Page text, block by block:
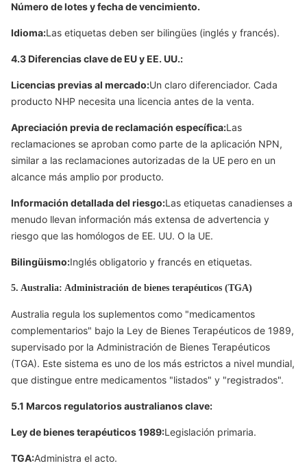
Número de lotes y fecha de vencimiento.
Idioma:Las etiquetas deben ser bilingües (inglés y francés).
4.3 Diferencias clave de EU y EE. UU.:
Licencias previas al mercado:Un claro diferenciador. Cada
producto NHP necesita una licencia antes de la venta.
Apreciación previa de reclamación específica:Las
reclamaciones se aproban como parte de la aplicación NPN,
similar a las reclamaciones autorizadas de la UE pero en un
alcance más amplio por producto.
Información detallada del riesgo:Las etiquetas canadienses a
menudo llevan información más extensa de advertencia y
riesgo que las homólogos de EE. UU. O la UE.
Bilingüismo:Inglés obligatorio y francés en etiquetas.
5. Australia: Administración de bienes terapéuticos (TGA)
Australia regula los suplementos como "medicamentos
complementarios" bajo la Ley de Bienes Terapéuticos de 1989,
supervisado por la Administración de Bienes Terapéuticos
(TGA). Este sistema es uno de los más estrictos a nivel mundial,
que distingue entre medicamentos "listados" y "registrados".
5.1 Marcos regulatorios australianos clave:
Ley de bienes terapéuticos 1989:Legislación primaria.
TGA:Administra el acto.